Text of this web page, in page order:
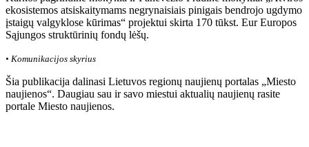
ekosistemos atsiskaitymams negrynaisiais pinigais bendrojo ugdymo
įstaigų valgyklose kūrimas“ projektui skirta 170 tūkst. Eur Europos
Sąjungos struktūrinių fondų lėšų.
• Komunikacijos skyrius
Šia publikacija dalinasi Lietuvos regionų naujienų portalas „Miesto
naujienos“. Daugiau sau ir savo miestui aktualių naujienų rasite
portale Miesto naujienos.